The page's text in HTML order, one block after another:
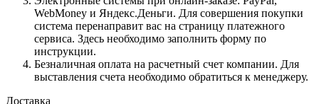
WebMoney и Яндекс.Деньги. Для совершения покупки
система перенаправит вас на страницу платежного
сервиса. Здесь необходимо заполнить форму по
инструкции.
Безналичная оплата на расчетный счет компании. Для
выставления счета необходимо обратиться к менеджеру.
Доставка